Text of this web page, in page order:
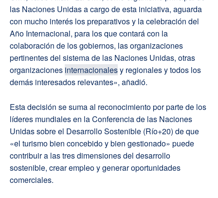
las Naciones Unidas a cargo de esta iniciativa, aguarda
con mucho interés los preparativos y la celebración del
Año Internacional, para los que contará con la
colaboración de los gobiernos, las organizaciones
pertinentes del sistema de las Naciones Unidas, otras
organizaciones internacionalesy regionales y todos los
demás interesados relevantes», añadió.
Esta decisión se suma al reconocimiento por parte de los
líderes mundiales en la Conferencia de las Naciones
Unidas sobre el Desarrollo Sostenible (Río+20) de que
«el turismo bien concebido y bien gestionado» puede
contribuir a las tres dimensiones del desarrollo
sostenible, crear empleo y generar oportunidades
comerciales.